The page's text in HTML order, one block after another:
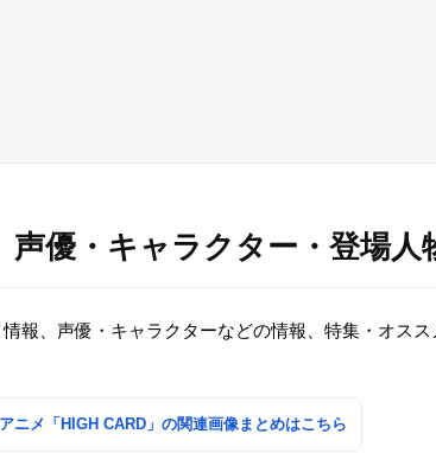
優・キャラクター・登場人
報、声優・キャラクターなどの情報、特集・オス
アニメ「HIGH CARD」の関連画像まとめはこちら